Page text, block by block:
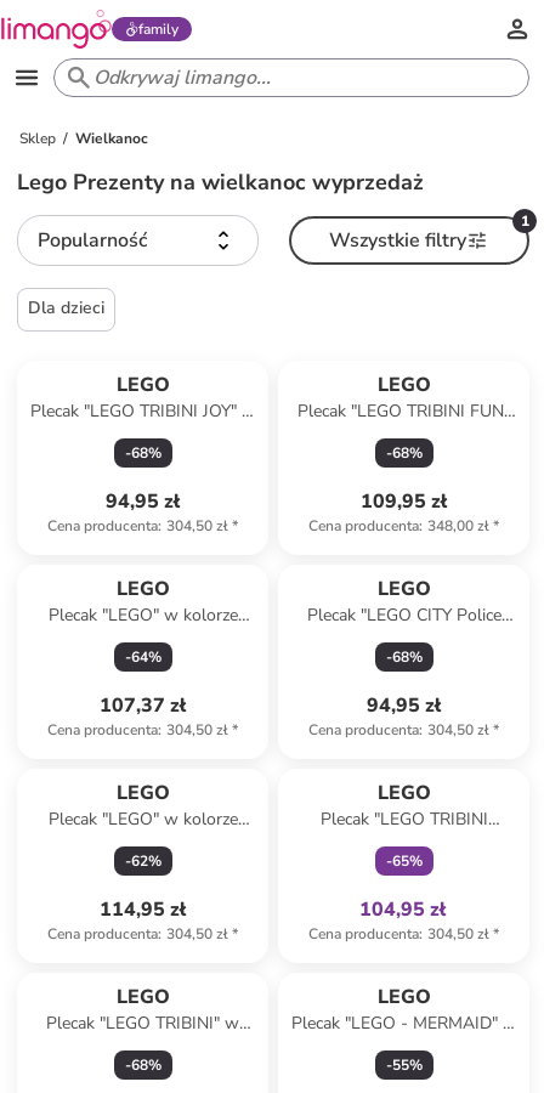
family
Sklep Wielkanoc
Lego Prezenty na wielkanoc wyprzedaż
Popularność
1
Wszystkie filtry
Dla dzieci
LEGO
Plecak "LEGO TRIBINI JOY" w
kolorze czarnym - 29 x 40 x
12 cm
-68%
94,95 zł
Cena producenta: 304,50 zł*
LEGO
Plecak "LEGO TRIBINI FUN"
w kolorze granatowym - 29 x
37 x 13 cm
-68%
109,95 zł
Cena producenta: 348,00 zł*
LEGO
Plecak "LEGO" w kolorze
granatowym - 27 x 40 x 18
cm
-64%
107,37 zł
Cena producenta: 304,50 zł*
LEGO
Plecak "LEGO CITY Police
Adventure" w kolorze
granatowym - 27 x 40 x 18
-68%
94,95 zł
Cena producenta: 304,50 zł*
LEGO
Plecak "LEGO" w kolorze
czarnym - 27 x 40 x 18 cm
-62%
114,95 zł
Cena producenta: 304,50 zł*
LEGO
Plecak "LEGO TRIBINI
HAPPY" w kolorze czarnym -
24 x 31 x 10,5 cm
-65%
104,95 zł
Cena producenta: 304,50 zł*
LEGO
Plecak "LEGO TRIBINI" w
kolorze jasnoróżowo-
różowym - 22,5 x 28,5 x 12
-68%
LEGO
Plecak "LEGO - MERMAID" w
kolorze fioletowo-błękitnym -
24 x 32,5 x 13 cm
-55%